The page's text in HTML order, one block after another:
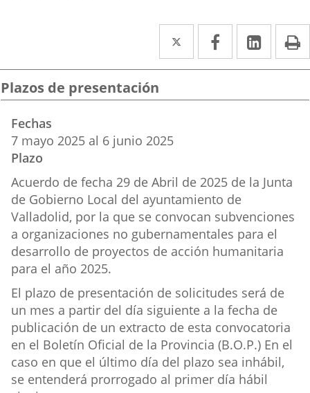
Twitter
Enlace
a
aplicación
Facebook
Enlace
a
aplicación
Enlace
a
Plazos de presentación
Fechas
7 mayo 2025 al 6 junio 2025
Plazo
Acuerdo de fecha 29 de Abril de 2025 de la Junta
de Gobierno Local del ayuntamiento de
Valladolid, por la que se convocan subvenciones
a organizaciones no gubernamentales para el
desarrollo de proyectos de acción humanitaria
para el año 2025.
El plazo de presentación de solicitudes será de
un mes a partir del día siguiente a la fecha de
publicación de un extracto de esta convocatoria
en el Boletín Oficial de la Provincia (B.O.P.) En el
caso en que el último día del plazo sea inhábil,
se entenderá prorrogado al primer día hábil